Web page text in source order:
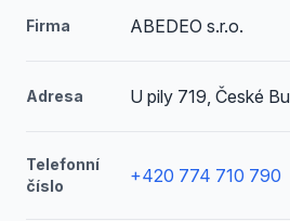
Firma ABEDEO s.r.o.
Adresa U pily 719, České
Telefonní
číslo
+420 774 710 790